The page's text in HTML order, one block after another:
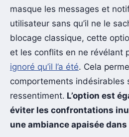
masque les messages et
utilisateur sans qu’il ne le
blocage classique, cette
et les conflits en ne révélant
ignoré qu’il l’a été. Cela
comportements indésirables
ressentiment. L’option est
éviter les confrontations
une ambiance apaisée